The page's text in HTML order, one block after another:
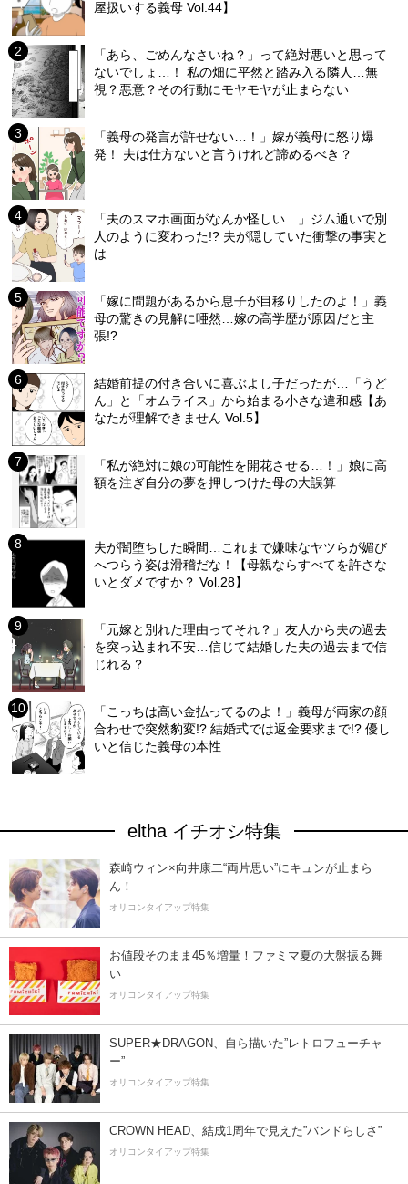
屋扱いする義母 Vol.44】
「あら、ごめんなさいね？」って絶対悪いと思って
ないでしょ…！ 私の畑に平然と踏み入る隣人…無
視？悪意？その行動にモヤモヤが止まらない
「義母の発言が許せない…！」嫁が義母に怒り爆
発！ 夫は仕方ないと言うけれど諦めるべき？
「夫のスマホ画面がなんか怪しい…」ジム通いで別
人のように変わった!? 夫が隠していた衝撃の事実と
は
「嫁に問題があるから息子が目移りしたのよ！」義
母の驚きの見解に唖然…嫁の高学歴が原因だと主
張!?
結婚前提の付き合いに喜ぶよし子だったが…「うど
ん」と「オムライス」から始まる小さな違和感【あ
なたが理解できません Vol.5】
「私が絶対に娘の可能性を開花させる…！」娘に高
額を注ぎ自分の夢を押しつけた母の大誤算
夫が闇堕ちした瞬間…これまで嫌味なヤツらが媚び
へつらう姿は滑稽だな！【母親ならすべてを許さな
いとダメですか？ Vol.28】
「元嫁と別れた理由ってそれ？」友人から夫の過去
を突っ込まれ不安…信じて結婚した夫の過去まで信
じれる？
「こっちは高い金払ってるのよ！」義母が両家の顔
合わせで突然豹変!? 結婚式では返金要求まで!? 優し
いと信じた義母の本性
eltha イチオシ特集
森崎ウィン×向井康二“両片思い”にキュンが止まら
ん！
オリコンタイアップ特集
お値段そのまま45％増量！ファミマ夏の大盤振る舞
い
オリコンタイアップ特集
SUPER★DRAGON、自ら描いた”レトロフューチャ
ー”
オリコンタイアップ特集
CROWN HEAD、結成1周年で見えた”バンドらしさ”
オリコンタイアップ特集